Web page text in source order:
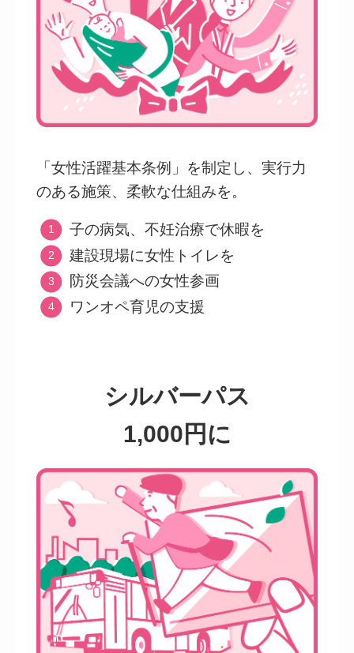
「女性活躍基本条例」を制定し、実行力
のある施策、柔軟な仕組みを。
子の病気、不妊治療で休暇を
建設現場に女性トイレを
防災会議への女性参画
ワンオペ育児の支援
シルバーパス
1,000円に